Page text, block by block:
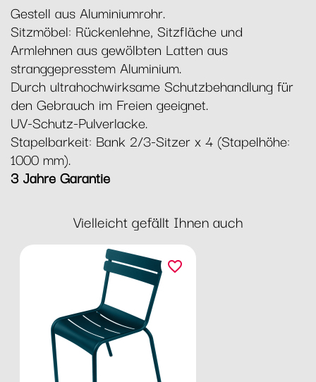
Gestell aus Aluminiumrohr.
Sitzmöbel: Rückenlehne, Sitzfläche und
Armlehnen aus gewölbten Latten aus
stranggepresstem Aluminium.
Durch ultrahochwirksame Schutzbehandlung für
den Gebrauch im Freien geeignet.
UV-Schutz-Pulverlacke.
Stapelbarkeit: Bank 2/3-Sitzer x 4 (Stapelhöhe:
1000 mm).
3 Jahre Garantie
Vielleicht gefällt Ihnen auch
favorite_border